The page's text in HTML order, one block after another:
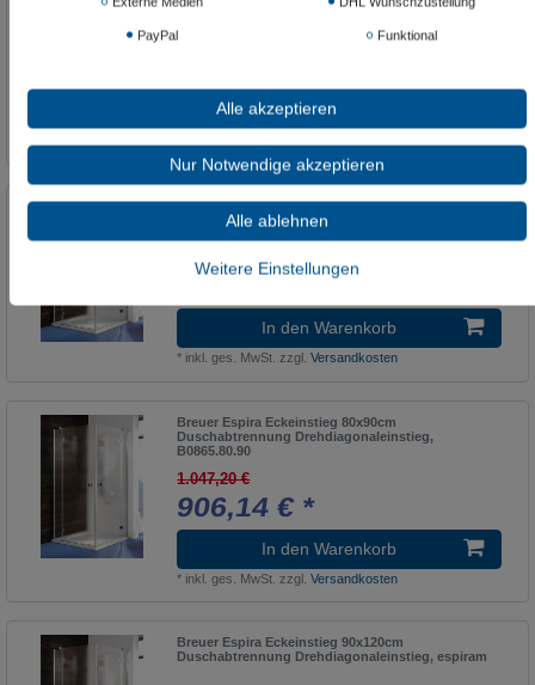
Duschabtrennung Drehdiagonaleinstieg, B0865.90
1.047,20 €
In den Warenkorb
*inkl. ges. MwSt.zzgl.Versandkosten
Breuer Espira Eckeinstieg 80x80cm
Duschabtrennung Drehdiagonaleinstieg, B0865.80
1.047,20 €
In den Warenkorb
* inkl. ges. MwSt. zzgl.Versandkosten
Breuer Espira Eckeinstieg 80x90cm
Duschabtrennung Drehdiagonaleinstieg,
B0865.80.90
1.047,20 €
906,14 € *
In den Warenkorb
* inkl. ges. MwSt. zzgl.Versandkosten
Breuer Espira Eckeinstieg 90x120cm
Duschabtrennung Drehdiagonaleinstieg, espiram
PayPal Funktional
Alle akzeptieren
Nur Notwendige akzeptieren
Alle ablehnen
Weitere Einstellungen